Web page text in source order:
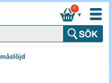
▼
0